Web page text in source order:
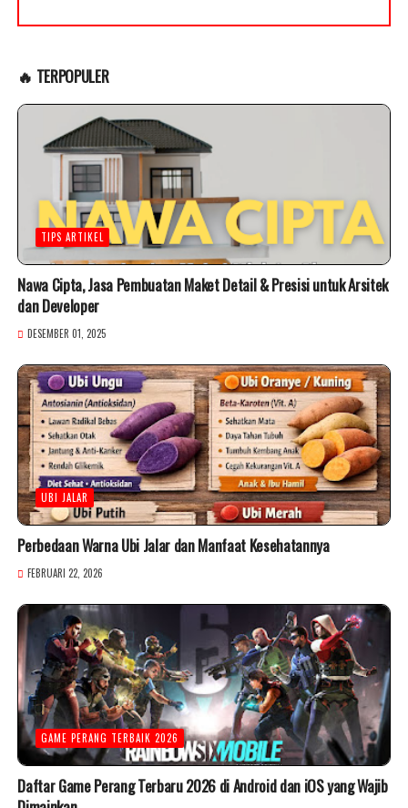
🔥 TERPOPULER
TIPS ARTIKEL
Nawa Cipta, Jasa Pembuatan Maket Detail & Presisi untuk Arsitek
dan Developer
DESEMBER 01, 2025
UBI JALAR
Perbedaan Warna Ubi Jalar dan Manfaat Kesehatannya
FEBRUARI 22, 2026
GAME PERANG TERBAIK 2026
Daftar Game Perang Terbaru 2026 di Android dan iOS yang Wajib